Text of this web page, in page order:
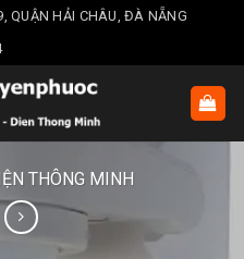
QUẬN HẢI CHÂU, ĐÀ NẴNG
THÔNG MINH